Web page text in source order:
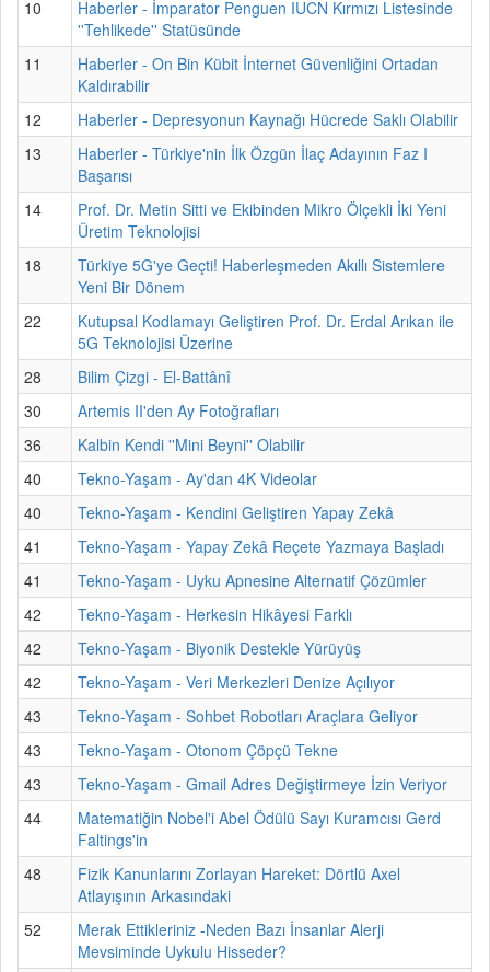
10
Haberler - İmparator Penguen IUCN Kırmızı Listesinde
''Tehlikede'' Statüsünde
11
Haberler - On Bin Kübit İnternet Güvenliğini Ortadan
Kaldırabilir
12
Haberler - Depresyonun Kaynağı Hücrede Saklı Olabilir
13
Haberler - Türkiye'nin İlk Özgün İlaç Adayının Faz I
Başarısı
14
Prof. Dr. Metin Sitti ve Ekibinden Mikro Ölçekli İki Yeni
Üretim Teknolojisi
18
Türkiye 5G'ye Geçti! Haberleşmeden Akıllı Sistemlere
Yeni Bir Dönem
22
Kutupsal Kodlamayı Geliştiren Prof. Dr. Erdal Arıkan ile
5G Teknolojisi Üzerine
28
Bilim Çizgi - El-Battânî
30
Artemis II'den Ay Fotoğrafları
36
Kalbin Kendi ''Mini Beyni'' Olabilir
40
Tekno-Yaşam - Ay'dan 4K Videolar
40
Tekno-Yaşam - Kendini Geliştiren Yapay Zekâ
41
Tekno-Yaşam - Yapay Zekâ Reçete Yazmaya Başladı
41
Tekno-Yaşam - Uyku Apnesine Alternatif Çözümler
42
Tekno-Yaşam - Herkesin Hikâyesi Farklı
42
Tekno-Yaşam - Biyonik Destekle Yürüyüş
42
Tekno-Yaşam - Veri Merkezleri Denize Açılıyor
43
Tekno-Yaşam - Sohbet Robotları Araçlara Geliyor
43
Tekno-Yaşam - Otonom Çöpçü Tekne
43
Tekno-Yaşam - Gmail Adres Değiştirmeye İzin Veriyor
44
Matematiğin Nobel'i Abel Ödülü Sayı Kuramcısı Gerd
Faltings'in
48
Fizik Kanunlarını Zorlayan Hareket: Dörtlü Axel
Atlayışının Arkasındaki
52
Merak Ettikleriniz -Neden Bazı İnsanlar Alerji
Mevsiminde Uykulu Hisseder?